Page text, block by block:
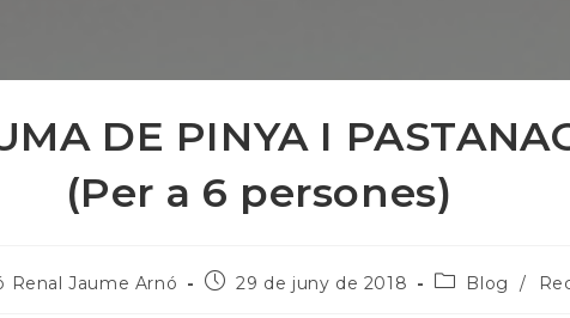
DE PINYA I
(Per a 6 persones)
Renal Jaume Arnó
Publicat
29 de juny de 2018
Categoria
Blog /